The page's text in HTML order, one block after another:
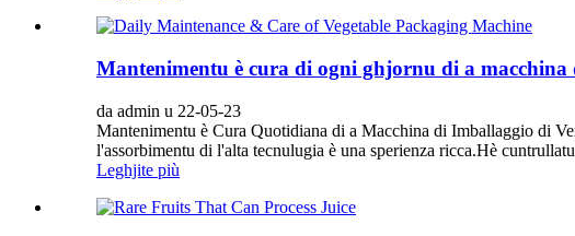
Mantenimentu è cura di ogni ghjornu di a macchina
da admin u 22-05-23
Mantenimentu è Cura Quotidiana di a Macchina di Imballaggio di
l'assorbimentu di l'alta tecnulugia è una sperienza ricca.Hè
Leghjite più